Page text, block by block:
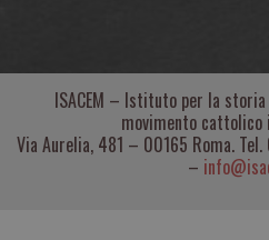
ISACEM – Istituto per la
movimento cattolico
Via Aurelia, 481 – 00165 Roma.
–